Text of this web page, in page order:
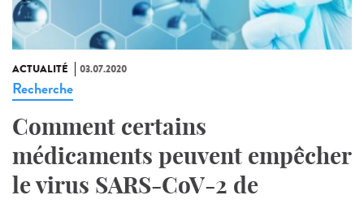
ACTUALITÉ 03.07.2020
Recherche
Comment certains
médicaments peuvent empêcher
le virus SARS-CoV-2 de